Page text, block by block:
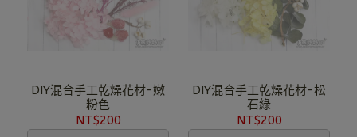
DIY混合手工乾燥花材-嫩
粉色
NT$200
DIY混合手工乾燥花材-松
石綠
NT$200